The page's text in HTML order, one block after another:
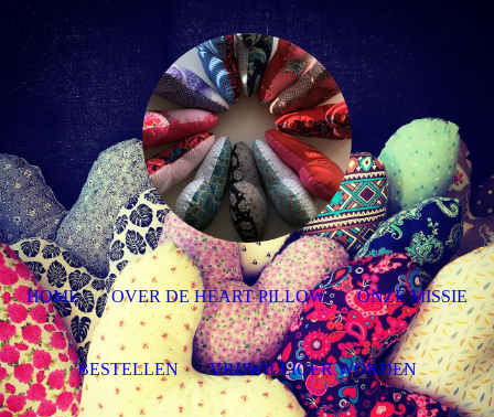
HOME OVER DE HEART PILLOW ONZE MISSIE
BESTELLEN VRIJWILLIGER WORDEN